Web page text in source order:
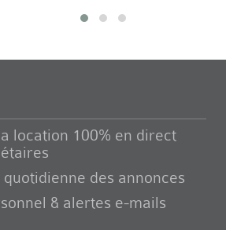
location 100% en direct
des annonces
& alertes e-mails